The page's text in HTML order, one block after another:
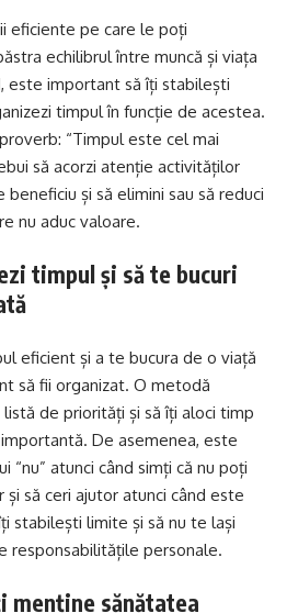
eficiente pe care le poți
echilibrul între muncă și viața
este important să îți stabilești
timpul în funcție de acestea.
“Timpul este cel mai
să acorzi atenție activităților
beneficiu și să elimini sau să reduci
nu aduc valoare.
timpul și să te bucuri
eficient și a te bucura de o viață
să fii organizat. O metodă
de priorități și să îți aloci timp
De asemenea, este
“nu” atunci când simți că nu poți
să ceri ajutor atunci când este
stabilești limite și să nu te lași
responsabilitățile personale.
menține sănătatea